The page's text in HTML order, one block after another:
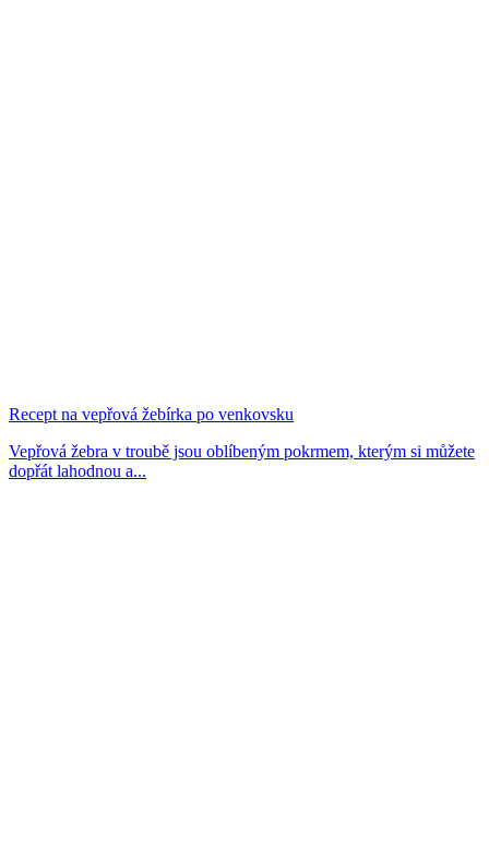
Recept na vepřová žebírka po venkovsku
Vepřová žebra v troubě jsou oblíbeným pokrmem, kterým si můžete
dopřát lahodnou a...